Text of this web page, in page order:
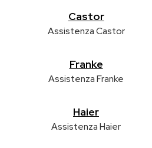
Castor
Assistenza Castor
Franke
Assistenza Franke
Haier
Assistenza Haier